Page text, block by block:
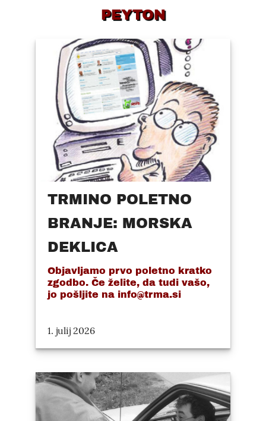
PEYTON
TRMINO POLETNO
BRANJE: MORSKA
DEKLICA
Objavljamo prvo poletno kratko
zgodbo. Če želite, da tudi vašo,
jo pošljite na info@trma.si
1. julij 2026